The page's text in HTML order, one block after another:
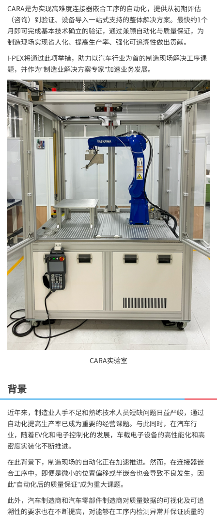
CARA是为实现高难度连接器嵌合工序的自动化，提供从初期评估
（咨询）到验证、设备导入一站式支持的整体解决方案。最快约1个
月即可完成基本技术确立的验证，通过兼顾自动化与质量保证，为
制造现场实现省人化、提高生产率、强化可追溯性做出贡献。
I-PEX将通过此项举措，助力以汽车行业为首的制造现场解决工序课
题，并作为"制造业解决方案专家"加速业务发展。
CARA实验室
背景
近年来，制造业人手不足和熟练技术人员短缺问题日益严峻，通过
自动化提高生产率已成为重要的经营课题。与此同时，在汽车行
业，随着EV化和电子控制化的发展，车载电子设备的高性能化和高
密度实装化不断推进。
在此背景下，制造现场的自动化正在加速推进。然而，在连接器嵌
合工序中，即便是微小的位置偏移或半嵌合也会导致不良发生，因
此"自动化后的质量保证"成为重大课题。
此外，汽车制造商和汽车零部件制造商对质量数据的可视化及可追
溯性的要求也在不断提高，对能够在工序内检测异常并保证质量的